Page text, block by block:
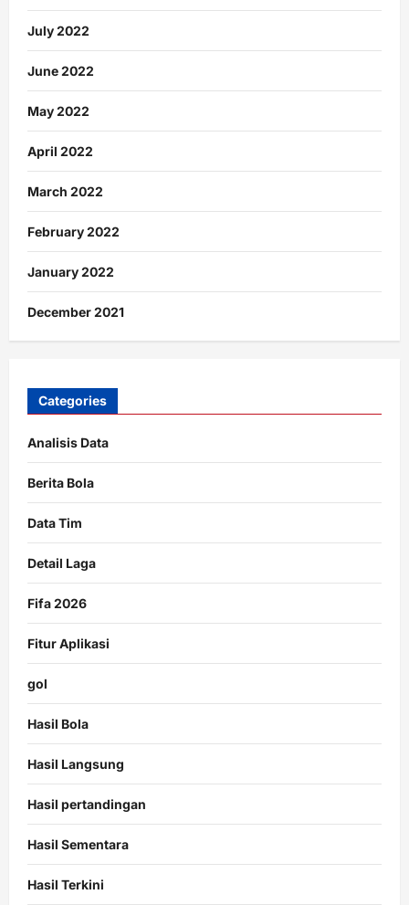
July 2022
June 2022
May 2022
April 2022
March 2022
February 2022
January 2022
December 2021
Categories
Analisis Data
Berita Bola
Data Tim
Detail Laga
Fifa 2026
Fitur Aplikasi
gol
Hasil Bola
Hasil Langsung
Hasil pertandingan
Hasil Sementara
Hasil Terkini